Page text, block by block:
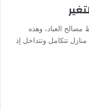
العباد، وهذه
تتكامل وتتداخل إذ